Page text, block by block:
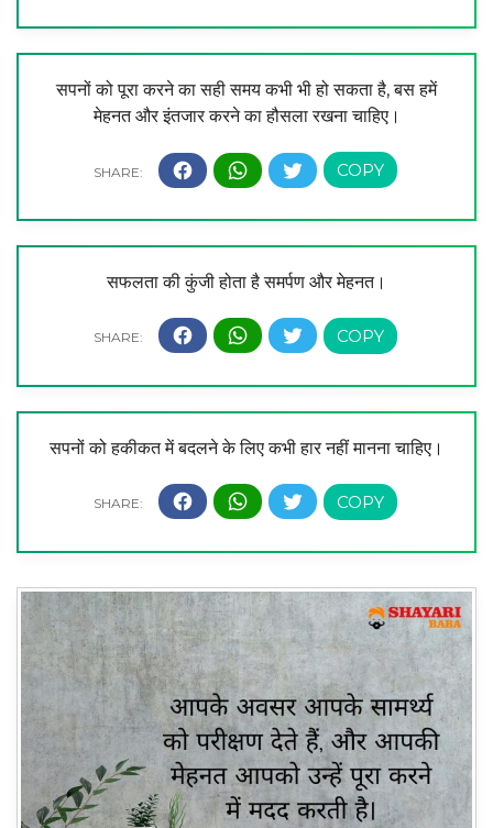
सपनों को पूरा करने का सही समय कभी भी हो सकता है, बस हमें
मेहनत और इंतजार करने का हौसला रखना चाहिए।
सफलता की कुंजी होता है समर्पण और मेहनत।
सपनों को हकीकत में बदलने के लिए कभी हार नहीं मानना चाहिए।